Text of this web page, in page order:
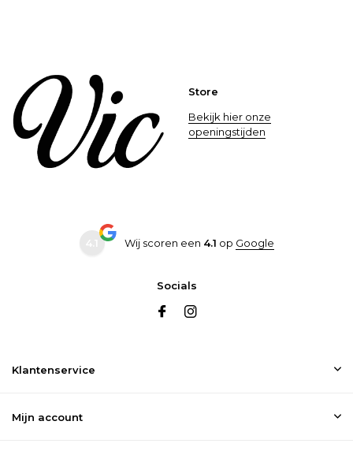
Store
Bekijk hier onze
openingstijden
Wij scoren een 4.1 op Google
Socials
Klantenservice
Mijn account